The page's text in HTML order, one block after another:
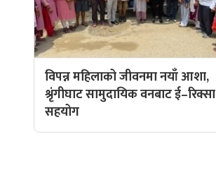
विपन्न महिलाको जीवनमा नयाँ आशा,
श्रृंगीघाट सामुदायिक वनबाट ई–रिक्सा
सहयोग